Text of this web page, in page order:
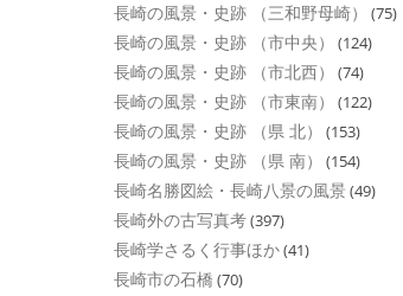
長崎の風景・史跡 （三和野母崎） (75)
長崎の風景・史跡 （市中央） (124)
長崎の風景・史跡 （市北西） (74)
長崎の風景・史跡 （市東南） (122)
長崎の風景・史跡 （県 北） (153)
長崎の風景・史跡 （県 南） (154)
長崎名勝図絵・長崎八景の風景 (49)
長崎外の古写真考(397)
長崎学さるく行事ほか(41)
長崎市の石橋 (70)